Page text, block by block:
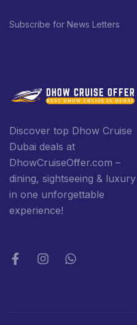
Subscribe for News Letters
Discover top Dhow Cruise
Dubai deals at
DhowCruiseOffer.com –
dining, sightseeing & luxury
in one unforgettable
experience!